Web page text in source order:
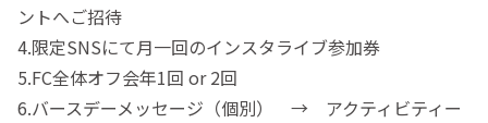
ントへご招待
4.限定SNSにて月一回のインスタライブ参加券
5.FC全体オフ会年1回 or 2回
6.バースデーメッセージ（個別） → アクティビティー